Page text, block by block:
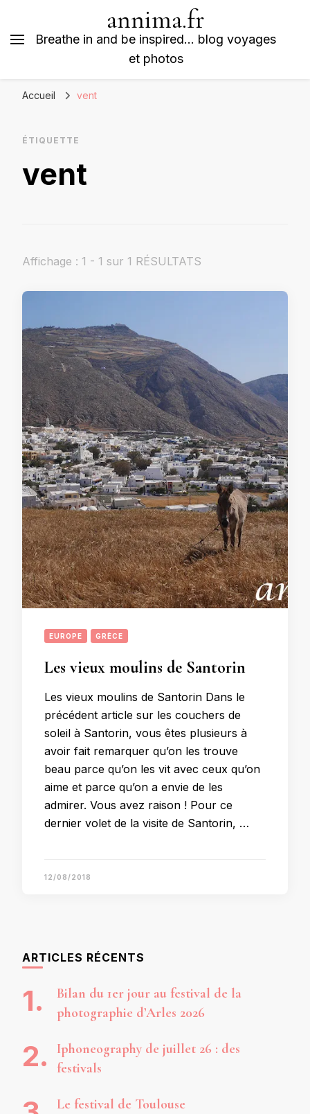
annima.fr
Breathe in and be inspired… blog voyages
et photos
Accueil vent
ÉTIQUETTE
vent
Affichage : 1 - 1 sur 1 RÉSULTATS
EUROPE GRÈCE
Les vieux moulins de Santorin
Les vieux moulins de Santorin Dans le
précédent article sur les couchers de
soleil à Santorin, vous êtes plusieurs à
avoir fait remarquer qu’on les trouve
beau parce qu’on les vit avec ceux qu’on
aime et parce qu’on a envie de les
admirer. Vous avez raison ! Pour ce
dernier volet de la visite de Santorin, …
12/08/2018
ARTICLES RÉCENTS
Bilan du 1er jour au festival de la
photographie d’Arles 2026
Iphoneography de juillet 26 : des
festivals
Le festival de Toulouse